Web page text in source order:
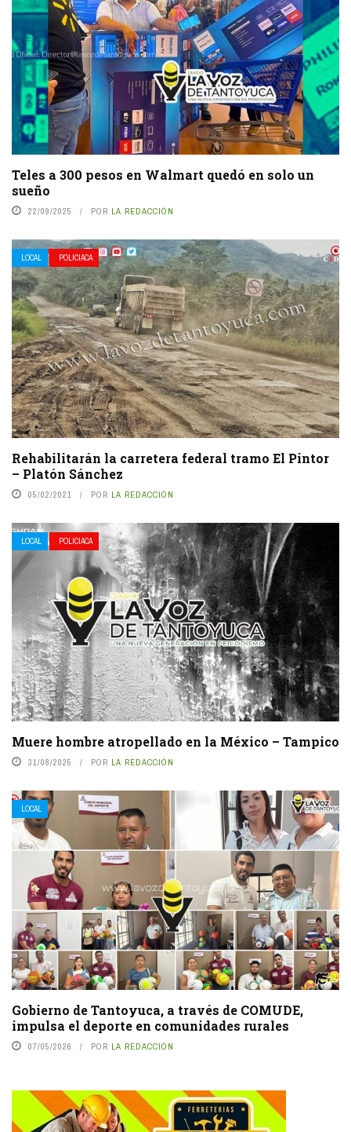
Teles a 300 pesos en Walmart quedó en solo un
sueño
22/09/2025 POR LA REDACCIÓN
LOCAL POLICIACA
Rehabilitarán la carretera federal tramo El Pintor
– Platón Sánchez
05/02/2021 POR LA REDACCIÓN
LOCAL POLICIACA
Muere hombre atropellado en la México – Tampico
31/08/2025 POR LA REDACCIÓN
LOCAL
Gobierno de Tantoyuca, a través de COMUDE,
impulsa el deporte en comunidades rurales
07/05/2026 POR LA REDACCIÓN